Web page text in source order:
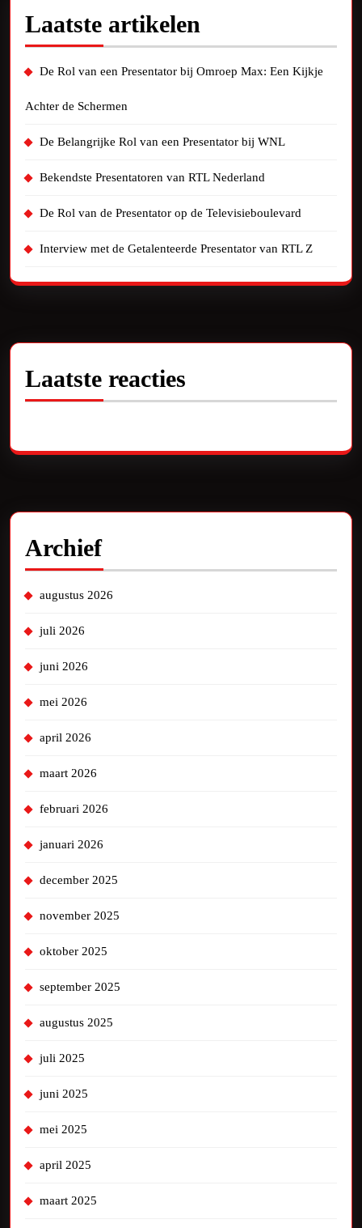
Laatste artikelen
De Rol van een Presentator bij Omroep Max: Een Kijkje
Achter de Schermen
De Belangrijke Rol van een Presentator bij WNL
Bekendste Presentatoren van RTL Nederland
De Rol van de Presentator op de Televisieboulevard
Interview met de Getalenteerde Presentator van RTL Z
Laatste reacties
Archief
augustus 2026
juli 2026
juni 2026
mei 2026
april 2026
maart 2026
februari 2026
januari 2026
december 2025
november 2025
oktober 2025
september 2025
augustus 2025
juli 2025
juni 2025
mei 2025
april 2025
maart 2025